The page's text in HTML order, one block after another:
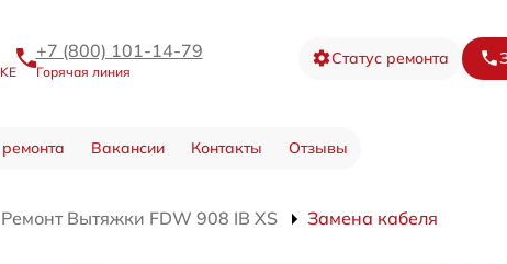
+7 (800) 101-14-79
Горячая линия
Статус ремонта
Вакансии Контакты Отзывы
Ремонт Вытяжки FDW 908 IB XS Замена кабеля